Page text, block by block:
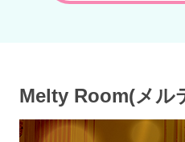
Melty Room(メル